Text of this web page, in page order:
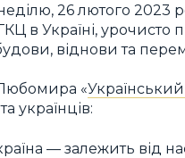
26 лютого 2023
в Україні, урочисто
віднови та
Любомира «Український
українців:
— залежить від